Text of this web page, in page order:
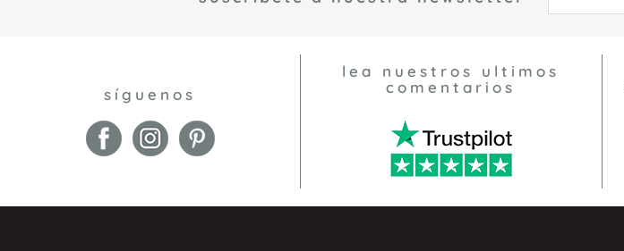
síguenos
lea nuestros ultimos
comentarios